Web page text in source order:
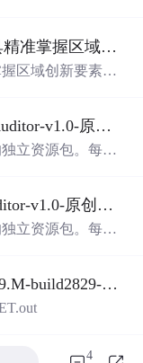
容易使用。你只
准确的识别结
喜欢它的！
如何通过区域科技创新分析工具精准掌握区域创新要素分布与产业链融合现状？.docx
区域创新要素分
Visual-Workflow-Orphan-Node-Auditor-v1.0-原创源码与文档.zip
立资源包。每个
及原创与授
test验证算法，
志或其他受限素
计和课程实践。
Cypress-Flaky-Test-Evidence-Auditor-v1.0-原创源码与文档.zip
立资源包。每个
及原创与授
test验证算法，
FortiGate-v7.4.9-FGT-601E-v7.4.9.M-build2829-FORTINET.out
4